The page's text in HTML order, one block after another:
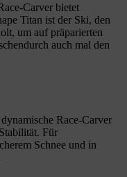
Carver bietet
Titan ist der Ski, den
um auf präparierten
auch mal den
Race-Carver
Für
Schnee und in